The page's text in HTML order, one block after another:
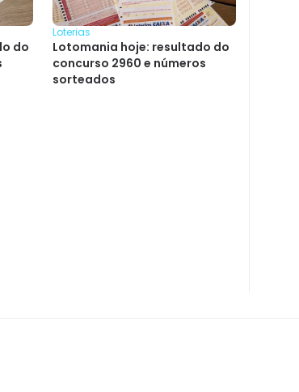
do
Loterias
Lotomania hoje: resultado do
concurso 2960 e números
sorteados